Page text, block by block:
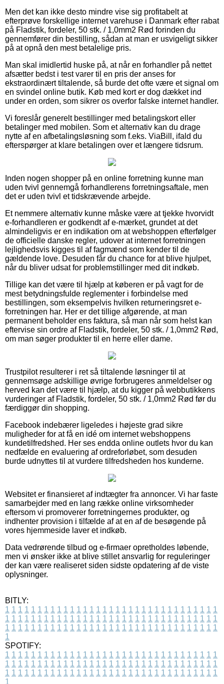
Men det kan ikke desto mindre vise sig profitabelt at
efterprøve forskellige internet varehuse i Danmark efter rabat
på Fladstik, fordeler, 50 stk. / 1,0mm2 Rød forinden du
gennemfører din bestilling, sådan at man er usvigeligt sikker
på at opnå den mest betalelige pris.
Man skal imidlertid huske på, at når en forhandler på nettet
afsætter bedst i test varer til en pris der anses for
ekstraordinært tiltalende, så burde det ofte være et signal om
en svindel online butik. Køb med kort er dog dækket ind
under en orden, som sikrer os overfor falske internet handler.
Vi foreslår generelt bestillinger med betalingskort eller
betalinger med mobilen. Som et alternativ kan du drage
nytte af en afbetalingsløsning som f.eks. ViaBill, ifald du
efterspørger at klare betalingen over et længere tidsrum.
Inden nogen shopper på en online forretning kunne man
uden tvivl gennemgå forhandlerens forretningsaftale, men
det er uden tvivl et tidskrævende arbejde.
Et nemmere alternativ kunne måske være at tjekke hvorvidt
e-forhandleren er godkendt af e-mærket, grundet at det
almindeligvis er en indikation om at webshoppen efterfølger
de officielle danske regler, udover at internet forretningen
lejlighedsvis kigges til af fagmænd som kender til de
gældende love. Desuden får du chance for at blive hjulpet,
når du bliver udsat for problemstillinger med dit indkøb.
Tillige kan det være til hjælp at køberen er på vagt for de
mest betydningsfulde reglementer i forbindelse med
bestillingen, som eksempelvis hvilken returneringsret e-
forretningen har. Her er det tillige afgørende, at man
permanent beholder ens faktura, så man når som helst kan
eftervise sin ordre af Fladstik, fordeler, 50 stk. / 1,0mm2 Rød,
om man søger produkter til en herre eller dame.
Trustpilot resulterer i ret så tiltalende løsninger til at
gennemsøge adskillige øvrige forbrugeres anmeldelser og
herved kan det være til hjælp, at du kigger på webbutikkens
vurderinger af Fladstik, fordeler, 50 stk. / 1,0mm2 Rød før du
færdiggør din shopping.
Facebook indebærer ligeledes i højeste grad sikre
muligheder for at få en idé om internet webshoppens
kundetilfredshed. Her ses endda online outlets hvor du kan
nedfælde en evaluering af ordreforløbet, som desuden
burde udnyttes til at vurdere tilfredsheden hos kunderne.
Websitet er finansieret af indtægter fra annoncer. Vi har faste
samarbejder med en lang række online virksomheder
eftersom vi promoverer forretningernes produkter, og
indhenter provision i tilfælde af at en af de besøgende på
vores hjemmeside laver et indkøb.
Data vedrørende tilbud og e-firmaer opretholdes løbende,
men vi ønsker ikke at blive stillet ansvarlig for reguleringer
der kan være realiseret siden sidste opdatering af de viste
oplysninger.
BITLY:
1 1 1 1 1 1 1 1 1 1 1 1 1 1 1 1 1 1 1 1 1 1 1 1 1 1 1 1 1 1 1 1 1
1 1 1 1 1 1 1 1 1 1 1 1 1 1 1 1 1 1 1 1 1 1 1 1 1 1 1 1 1 1 1 1 1
1 1 1 1 1 1 1 1 1 1 1 1 1 1 1 1 1 1 1 1 1 1 1 1 1 1 1 1 1 1 1 1 1
1
SPOTIFY:
1 1 1 1 1 1 1 1 1 1 1 1 1 1 1 1 1 1 1 1 1 1 1 1 1 1 1 1 1 1 1 1 1
1 1 1 1 1 1 1 1 1 1 1 1 1 1 1 1 1 1 1 1 1 1 1 1 1 1 1 1 1 1 1 1 1
1 1 1 1 1 1 1 1 1 1 1 1 1 1 1 1 1 1 1 1 1 1 1 1 1 1 1 1 1 1 1 1 1
1